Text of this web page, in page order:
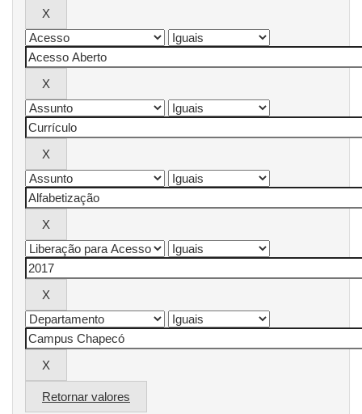
Retornar valores